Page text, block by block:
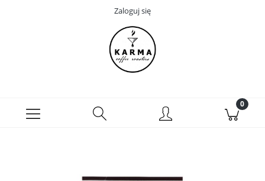
Zaloguj się